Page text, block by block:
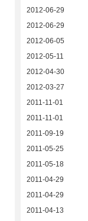
2012-06-29
2012-06-29
2012-06-05
2012-05-11
2012-04-30
2012-03-27
2011-11-01
2011-11-01
2011-09-19
2011-05-25
2011-05-18
2011-04-29
2011-04-29
2011-04-13